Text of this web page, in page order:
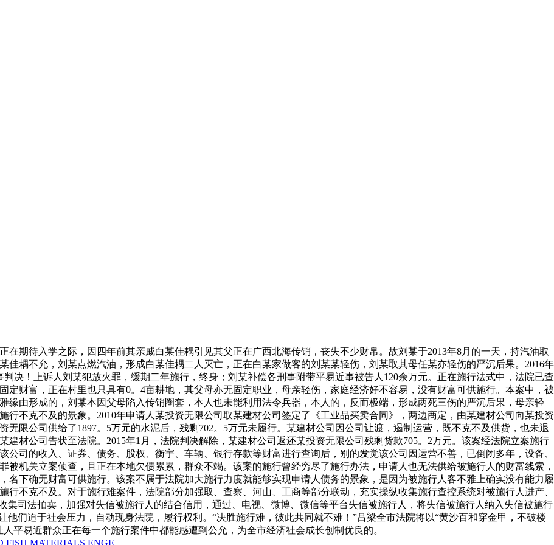
期待入学之际，因四年前其亲戚白某佳耦引见其父正在广西北海传销，丧失不少财帛。故刘某于2013年8月的一天，持汽油取
佳耦不允，刘某点燃汽油，形成白某佳耦二人灭亡，正在白某家做客的刘某某轻伤，刘某取其母任某亦轻伤的严沉后果。2016年
决！上诉人刘某犯放火罪，缓期二年施行，终身；刘某补偿各刑事附带平易近事被告人120余万元。正在施行法式中，法院已查
定财富，正在村里也只具有0。4亩耕地，其父母亦无固定职业，母亲轻伤，家庭经济好不容易，没有财富可供施行。本案中，被
缘由形成的，刘某本因父母陷入传销圈套，本人也未能利用法令兵器，本人的，反而极端，形成两死三伤的严沉后果，母亲轻
不克不及的景象。2010年申请人某投资无限公司取某建材公司签定了《工业品买卖合同》，两边商定，由某建材公司向某投资
无限公司供给了1897。5万元的水泥后，残剩702。5万元未履行。某建材公司因公司让渡，遏制运营，既不克不及供货，也未退
材公司告状至法院。2015年1月，法院判决解除，某建材公司返还某投资无限公司残剩货款705。2万元。该案经法院立案施行
司的收入、证券、债务、股权、衡宇、车辆、银行存款等财富进行查询后，别的发觉该公司因运营不善，已倒闭多年，设备、
机关立案侦查，且正在本地欠债累累，群众不竭。该案的施行曾经穷尽了施行办法，申请人也无法供给被施行人的财富线索，
名下确无财富可供施行。该案不属于法院加大施行力度就能够实现申请人债务的景象，是因为被施行人客不雅上确实没有能力履
不克不及。对于施行难案件，法院部分加强取、查察、河山、工商等部分联动，充实操纵收集施行查控系统对被施行人进产、
集司法拍卖，加强对失信被施行人的结合信用，通过、电视、微博、微信等平台失信被施行人，将失信被施行人纳入失信被施行
他们迫于社会压力，自动现身法院，履行权利。“决胜施行难，彼此共同就不难！”吕梁全市法院将以“黄沙百和穿金甲，不破楼
平易近群众正在每一个施行案件中都能感遭到公允，为全市经济社会成长创制优良的。
MATERIALS ENGE